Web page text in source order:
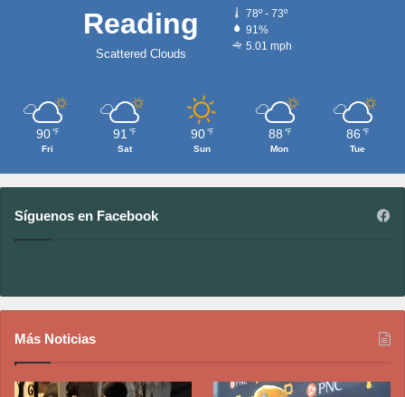
Reading
Scattered Clouds
78º - 73º
91%
5.01 mph
90 ℉
Fri
91 ℉
Sat
90 ℉
Sun
88 ℉
Mon
86 ℉
Tue
Síguenos en Facebook
Más Noticias